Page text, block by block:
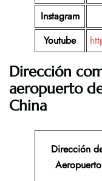
Instagram
Youtube
Dirección
aeropuerto
China
Dirección
Aeropuerto